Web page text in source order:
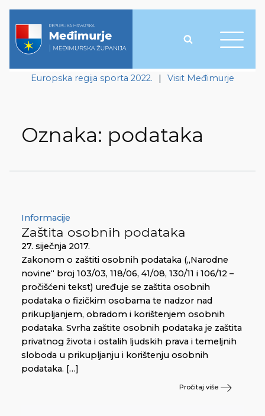
Europska regija sporta 2022. | Visit Međimurje
Oznaka: podataka
Informacije
Zaštita osobnih podataka
27. siječnja 2017.
Zakonom o zaštiti osobnih podataka („Narodne
novine“ broj 103/03, 118/06, 41/08, 130/11 i 106/12 –
pročišćeni tekst) uređuje se zaštita osobnih
podataka o fizičkim osobama te nadzor nad
prikupljanjem, obradom i korištenjem osobnih
podataka. Svrha zaštite osobnih podataka je zaštita
privatnog života i ostalih ljudskih prava i temeljnih
sloboda u prikupljanju i korištenju osobnih
podataka. […]
Pročitaj više